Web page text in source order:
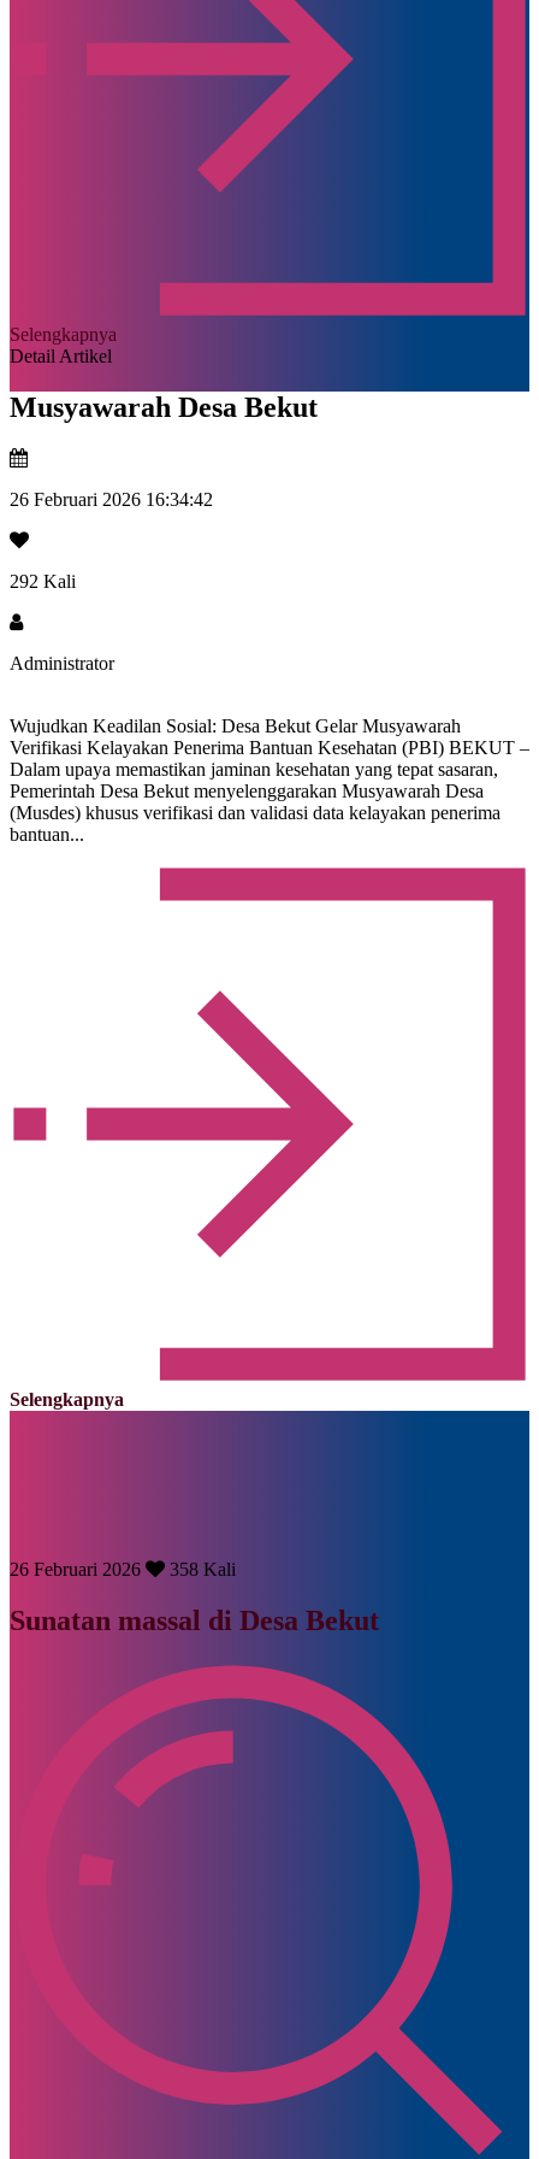
Selengkapnya
Detail Artikel
Musyawarah Desa Bekut
26 Februari 2026 16:34:42
292 Kali
Administrator
Wujudkan Keadilan Sosial: Desa Bekut Gelar Musyawarah
Verifikasi Kelayakan Penerima Bantuan Kesehatan (PBI) BEKUT –
Dalam upaya memastikan jaminan kesehatan yang tepat sasaran,
Pemerintah Desa Bekut menyelenggarakan Musyawarah Desa
(Musdes) khusus verifikasi dan validasi data kelayakan penerima
bantuan...
Selengkapnya
26 Februari 2026 358 Kali
Sunatan massal di Desa Bekut